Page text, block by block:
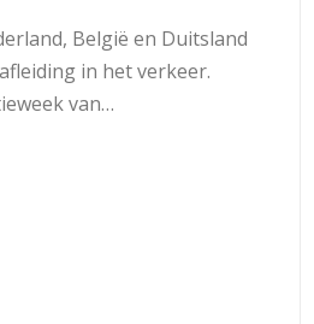
België en Duitsland
in het verkeer.
van…